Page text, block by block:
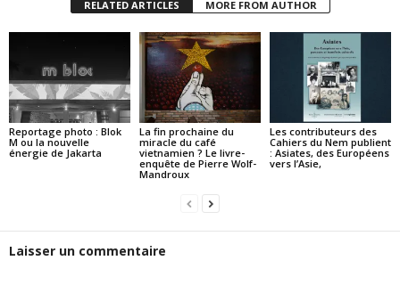
RELATED ARTICLES MORE FROM AUTHOR
Reportage photo : Blok
M ou la nouvelle
énergie de Jakarta
La fin prochaine du
miracle du café
vietnamien ? Le livre-
enquête de Pierre Wolf-
Mandroux
Les contributeurs des
Cahiers du Nem publient
: Asiates, des Européens
vers l’Asie,
Laisser un commentaire